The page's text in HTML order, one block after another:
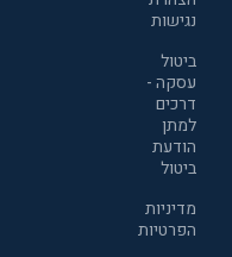
נגישות
ביטול
עסקה -
דרכים
למתן
הודעת
ביטול
מדיניות
הפרטיות